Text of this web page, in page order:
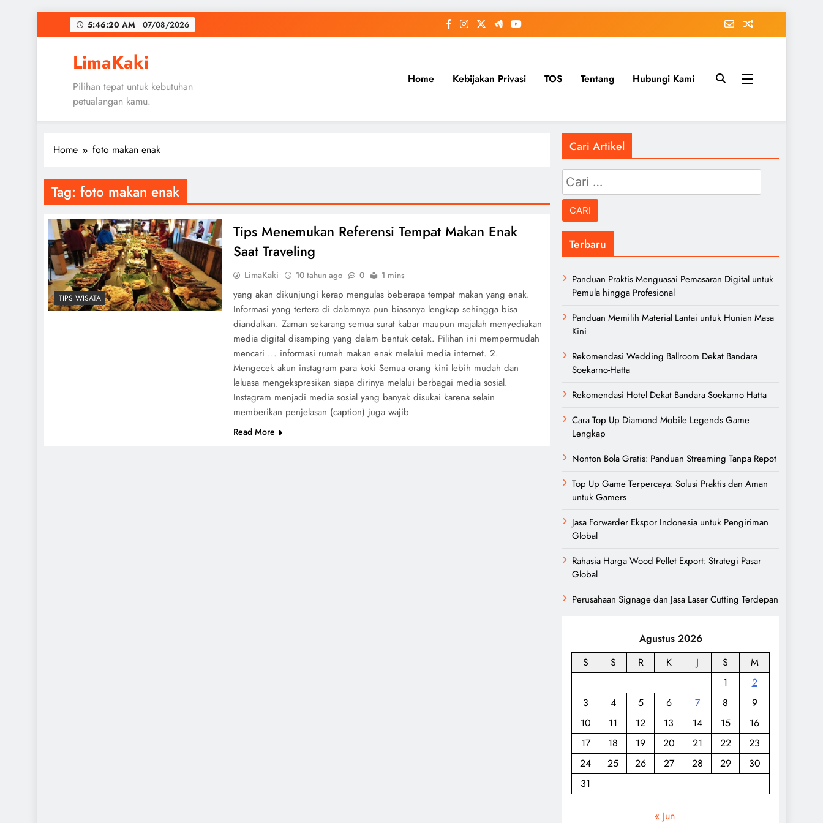
to
5:46:20 AM 07/08/2026
LimaKaki
Pilihan tepat untuk kebutuhan
petualangan kamu.
Home Kebijakan Privasi TOS Tentang Hubungi Kami
Home foto makan enak
Tag: foto makan enak
TIPS WISATA
Tips Menemukan Referensi Tempat Makan Enak
Saat Traveling
LimaKaki 10 tahun ago 0 1 mins
yang akan dikunjungi kerap mengulas beberapa tempat makan yang enak.
Informasi yang tertera di dalamnya pun biasanya lengkap sehingga bisa
diandalkan. Zaman sekarang semua surat kabar maupun majalah menyediakan
media digital disamping yang dalam bentuk cetak. Pilihan ini mempermudah
mencari ... informasi rumah makan enak melalui media internet. 2.
Mengecek akun instagram para koki Semua orang kini lebih mudah dan
leluasa mengekspresikan siapa dirinya melalui berbagai media sosial.
Instagram menjadi media sosial yang banyak disukai karena selain
memberikan penjelasan (caption) juga wajib
Read More
Cari Artikel
Cari
untuk:
Terbaru
Panduan Praktis Menguasai Pemasaran Digital untuk
Pemula hingga Profesional
Panduan Memilih Material Lantai untuk Hunian Masa
Kini
Rekomendasi Wedding Ballroom Dekat Bandara
Soekarno-Hatta
Rekomendasi Hotel Dekat Bandara Soekarno Hatta
Cara Top Up Diamond Mobile Legends Game
Lengkap
Nonton Bola Gratis: Panduan Streaming Tanpa Repot
Top Up Game Terpercaya: Solusi Praktis dan Aman
untuk Gamers
Jasa Forwarder Ekspor Indonesia untuk Pengiriman
Global
Rahasia Harga Wood Pellet Export: Strategi Pasar
Global
Perusahaan Signage dan Jasa Laser Cutting Terdepan
Agustus 2026
S
S R K J S
M
1
2
3
4 5 6 7 8
9
10
11 12 13 14 15
16
17
18 19 20 21 22
23
24
25 26 27 28 29
30
31
« Jun